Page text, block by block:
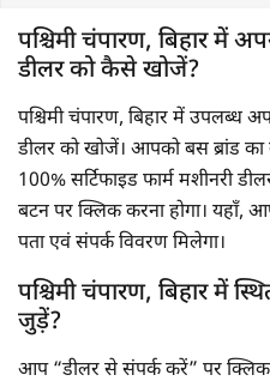
पश्चिमी चंपारण, बिहार में
डीलर को कैसे खोजें?
पश्चिमी चंपारण, बिहार में उपलब्ध
डीलर को खोजें। आपको बस ब्रांड
100% सर्टिफाइड फार्म मशीनरी
बटन पर क्लिक करना होगा। यहाँ,
पता एवं संपर्क विवरण मिलेगा।
पश्चिमी चंपारण, बिहार में
जुड़ें?
आप “डीलर से संपर्क करें” पर